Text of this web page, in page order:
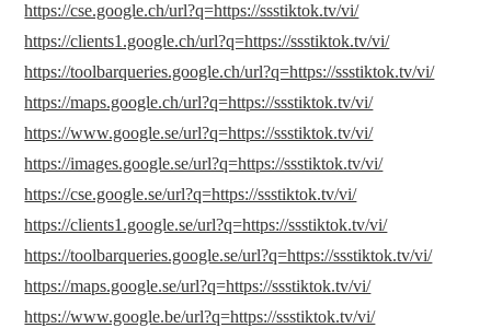
https://cse.google.ch/url?q=https://ssstiktok.tv/vi/
https://clients1.google.ch/url?q=https://ssstiktok.tv/vi/
https://toolbarqueries.google.ch/url?q=https://ssstiktok.tv/vi/
https://maps.google.ch/url?q=https://ssstiktok.tv/vi/
https://www.google.se/url?q=https://ssstiktok.tv/vi/
https://images.google.se/url?q=https://ssstiktok.tv/vi/
https://cse.google.se/url?q=https://ssstiktok.tv/vi/
https://clients1.google.se/url?q=https://ssstiktok.tv/vi/
https://toolbarqueries.google.se/url?q=https://ssstiktok.tv/vi/
https://maps.google.se/url?q=https://ssstiktok.tv/vi/
https://www.google.be/url?q=https://ssstiktok.tv/vi/